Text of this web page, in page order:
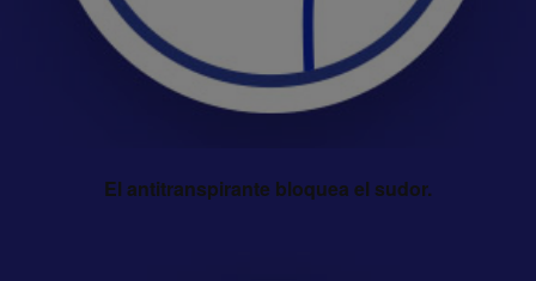
El antitranspirante bloquea el sudor.